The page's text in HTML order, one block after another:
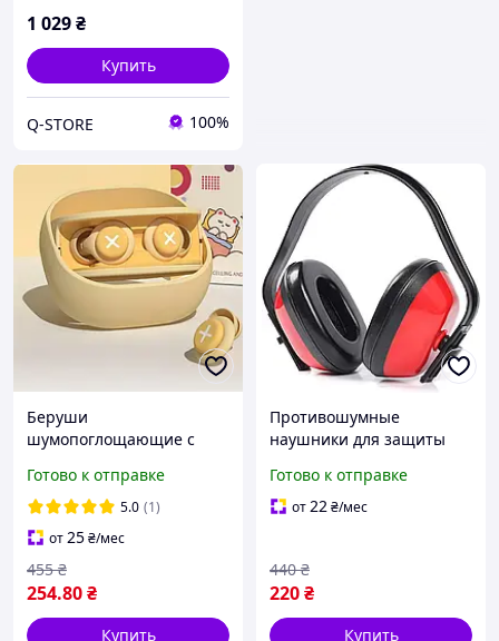
1 029₴
Купить
Q-STORE 100%
Беруши
шумопоглощающие с
силиконовые вкладыши
Готово к отправке
5.0 (1)
от25₴/мес
254.80₴
455 ₴
Купить
Противошумные
наушники для защиты
площадках и
производстве с высоким
Готово к отправке
от22₴/мес
220₴
440 ₴
Купить